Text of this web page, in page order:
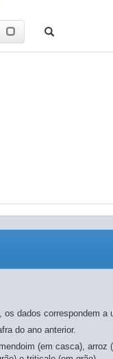
dados correspondem
do ano anterior.
(em casca),